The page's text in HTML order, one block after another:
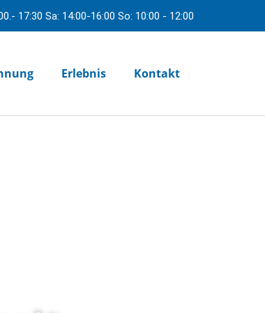
17:30 Sa: 14:00-16:00 So: 10:00 - 12:00
Erlebnis Kontakt